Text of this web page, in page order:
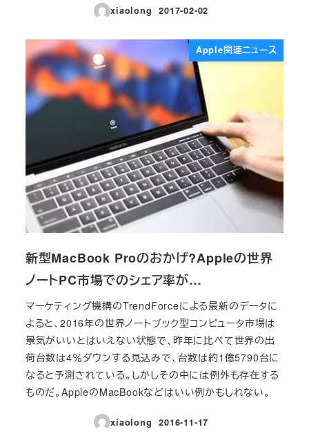
xiaolong
投稿日
2017-02-02
Apple関連ニュース
新型MacBook Proのおかげ?Appleの世界
ノートPC市場でのシェア率が…
マーケティング機構のTrendForceによる最新のデータに
よると、2016年の世界ノートブック型コンピュータ市場は
景気がいいとはいえない状態で、昨年に比べて世界の出
荷台数は4％ダウンする見込みで、台数は約1億5790台に
なると予測されている。しかしその中には例外も存在する
ものだ。AppleのMacBookなどはいい例かもしれない。
xiaolong
投稿日
2016-11-17